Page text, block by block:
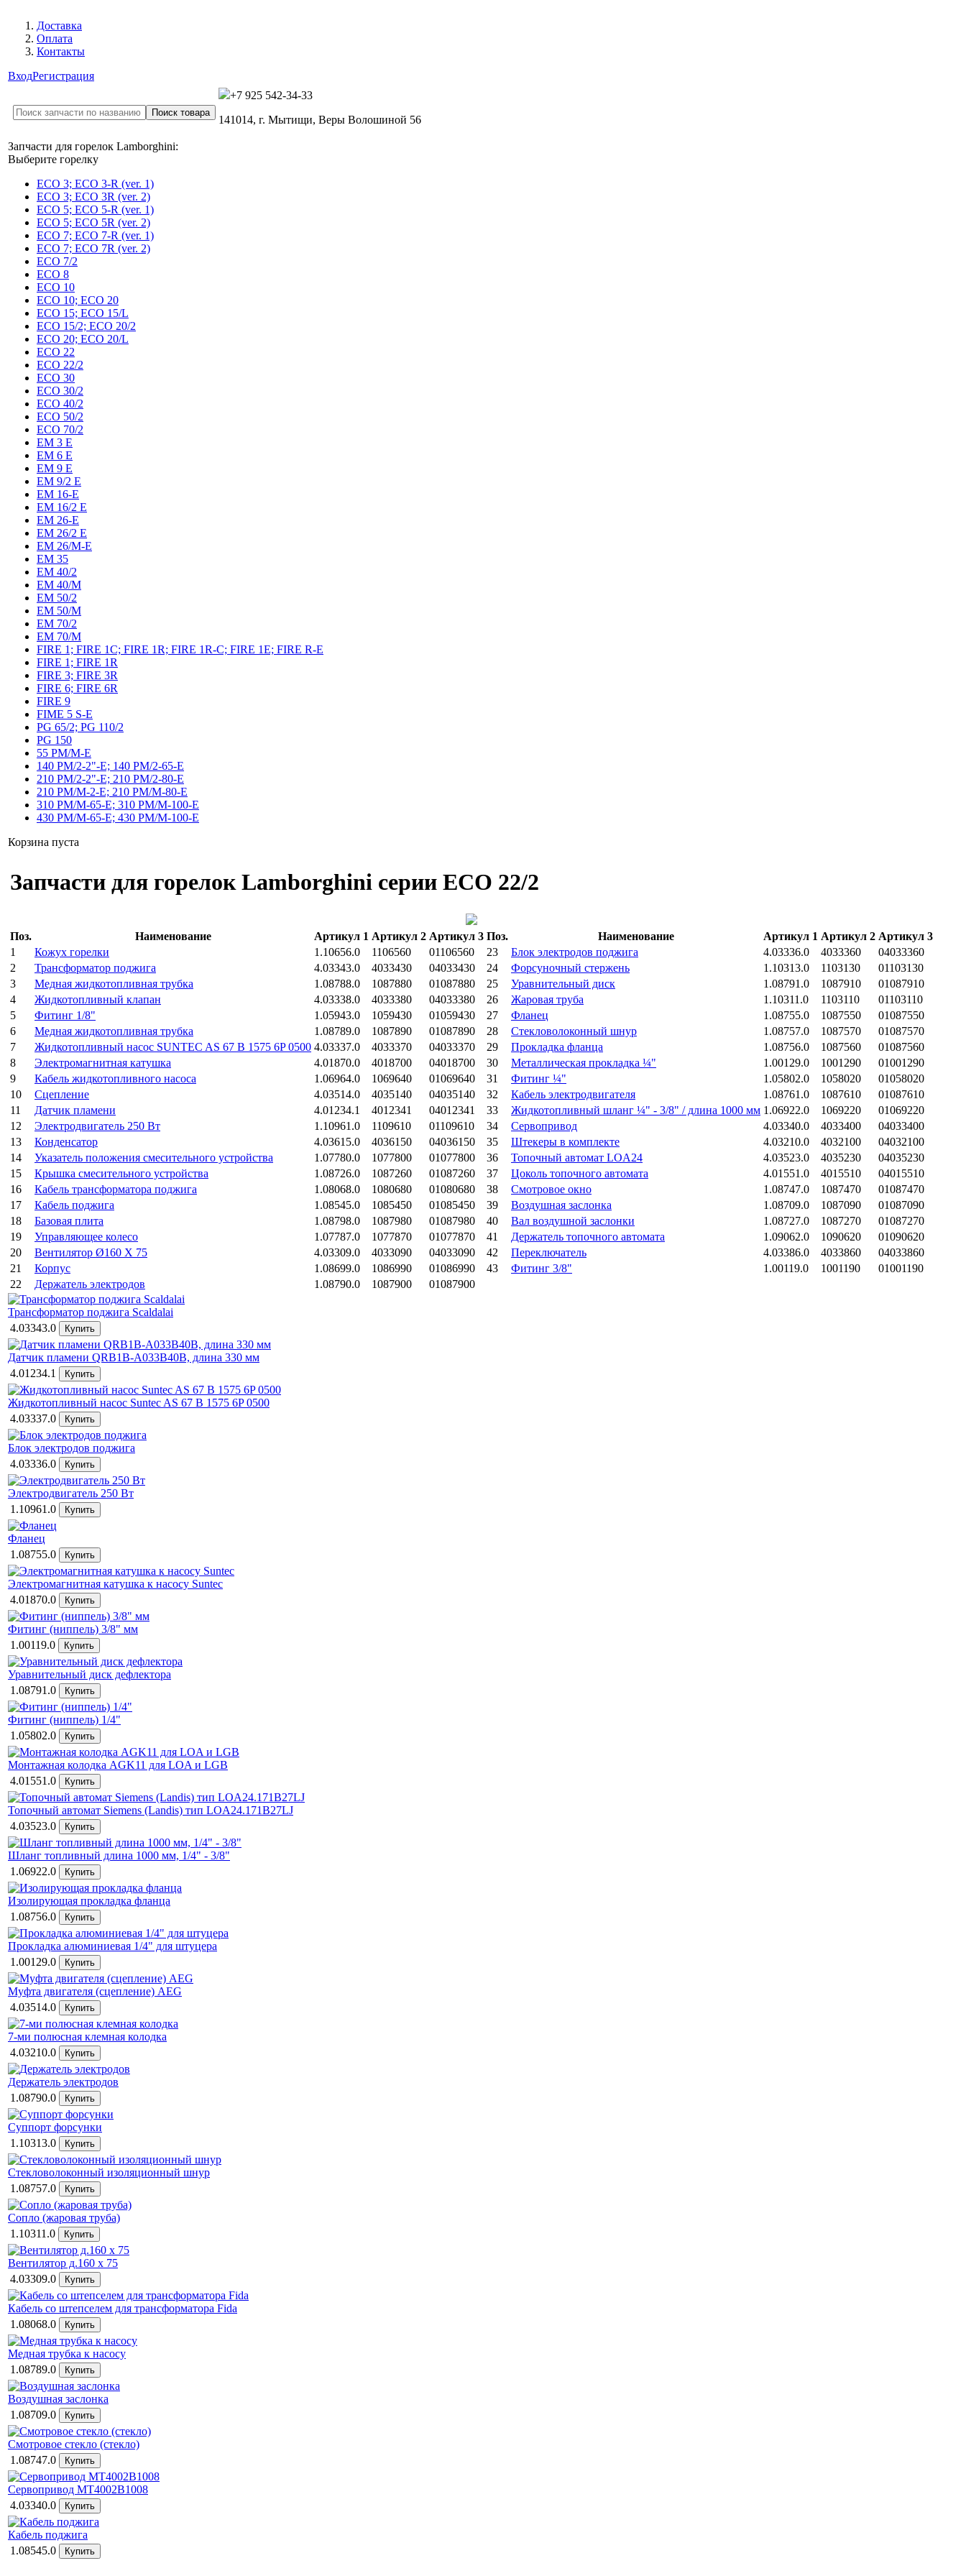
Доставка
Оплата
Контакты
ВходРегистрация
+7 925 542-34-33
141014, г. Мытищи, Веры Волошиной 56
Запчасти для горелок Lamborghini:
Выберите горелку
ECO 3; ECO 3-R (ver. 1)
ECO 3; ECO 3R (ver. 2)
ECO 5; ECO 5-R (ver. 1)
ECO 5; ECO 5R (ver. 2)
ECO 7; ECO 7-R (ver. 1)
ECO 7; ECO 7R (ver. 2)
ECO 7/2
ECO 8
ECO 10
ECO 10; ECO 20
ECO 15; ECO 15/L
ECO 15/2; ECO 20/2
ECO 20; ECO 20/L
ECO 22
ECO 22/2
ECO 30
ECO 30/2
ECO 40/2
ECO 50/2
ECO 70/2
EM 3 E
EM 6 E
EM 9 E
EM 9/2 E
EM 16-E
EM 16/2 E
EM 26-E
EM 26/2 E
EM 26/M-E
EM 35
EM 40/2
EM 40/M
EM 50/2
EM 50/M
EM 70/2
EM 70/M
FIRE 1; FIRE 1C; FIRE 1R; FIRE 1R-C; FIRE 1E; FIRE R-E
FIRE 1; FIRE 1R
FIRE 3; FIRE 3R
FIRE 6; FIRE 6R
FIRE 9
FIME 5 S-E
PG 65/2; PG 110/2
PG 150
55 PM/M-E
140 PM/2-2"-E; 140 PM/2-65-E
210 PM/2-2"-E; 210 PM/2-80-E
210 PM/M-2-E; 210 PM/M-80-E
310 PM/M-65-E; 310 PM/M-100-E
430 PM/M-65-E; 430 PM/M-100-E
Корзина пуста
Запчасти для горелок Lamborghini серии ECO 22/2
Поз. Наименование Артикул 1 Артикул 2 Артикул 3 Поз. Наименование Артикул 1 Артикул 2 Артикул 3
1
Кожух горелки 1.10656.0 1106560 01106560 23 Блок электродов поджига 4.03336.0 4033360
04033360
2
Трансформатор поджига 4.03343.0 4033430 04033430 24 Форсуночный стержень 1.10313.0 1103130
01103130
3
Медная жидкотопливная трубка 1.08788.0 1087880 01087880 25 Уравнительный диск 1.08791.0 1087910
01087910
4
Жидкотопливный клапан 4.03338.0 4033380 04033380 26 Жаровая труба 1.10311.0 1103110
01103110
5
Фитинг 1/8" 1.05943.0 1059430 01059430 27 Фланец 1.08755.0 1087550
01087550
6
Медная жидкотопливная трубка 1.08789.0 1087890 01087890 28 Стекловолоконный шнур 1.08757.0 1087570
01087570
7
Жидкотопливный насос SUNTEC AS 67 B 1575 6P 0500 4.03337.0 4033370 04033370 29 Прокладка фланца 1.08756.0 1087560
01087560
8
Электромагнитная катушка 4.01870.0 4018700 04018700 30 Металлическая прокладка ¼" 1.00129.0 1001290
01001290
9
Кабель жидкотопливного насоса 1.06964.0 1069640 01069640 31 Фитинг ¼" 1.05802.0 1058020
01058020
10
Сцепление 4.03514.0 4035140 04035140 32 Кабель электродвигателя 1.08761.0 1087610
01087610
11
Датчик пламени 4.01234.1 4012341 04012341 33 Жидкотопливный шланг ¼" - 3/8" / длина 1000 мм 1.06922.0 1069220
01069220
12
Электродвигатель 250 Вт 1.10961.0 1109610 01109610 34 Сервопривод 4.03340.0 4033400
04033400
13
Конденсатор 4.03615.0 4036150 04036150 35 Штекеры в комплекте 4.03210.0 4032100
04032100
14
Указатель положения смесительного устройства 1.07780.0 1077800 01077800 36 Топочный автомат LOA24 4.03523.0 4035230
04035230
15
Крышка смесительного устройства 1.08726.0 1087260 01087260 37 Цоколь топочного автомата 4.01551.0 4015510
04015510
16
Кабель трансформатора поджига 1.08068.0 1080680 01080680 38 Смотровое окно 1.08747.0 1087470
01087470
17
Кабель поджига 1.08545.0 1085450 01085450 39 Воздушная заслонка 1.08709.0 1087090
01087090
18
Базовая плита 1.08798.0 1087980 01087980 40 Вал воздушной заслонки 1.08727.0 1087270
01087270
19
Управляющее колесо 1.07787.0 1077870 01077870 41 Держатель топочного автомата 1.09062.0 1090620
01090620
20
Вентилятор Ø160 X 75 4.03309.0 4033090 04033090 42 Переключатель 4.03386.0 4033860
04033860
21
Корпус 1.08699.0 1086990 01086990 43 Фитинг 3/8" 1.00119.0 1001190
01001190
22
Держатель электродов 1.08790.0 1087900 01087900
Трансформатор поджига Scaldalai
4.03343.0
Датчик пламени QRB1B-A033B40B, длина 330 мм
4.01234.1
Жидкотопливный насос Suntec AS 67 B 1575 6P 0500
4.03337.0
Блок электродов поджига
4.03336.0
Электродвигатель 250 Вт
1.10961.0
Фланец
1.08755.0
Электромагнитная катушка к насосу Suntec
4.01870.0
Фитинг (ниппель) 3/8" мм
1.00119.0
Уравнительный диск дефлектора
1.08791.0
Фитинг (ниппель) 1/4"
1.05802.0
Монтажная колодка AGK11 для LOA и LGB
4.01551.0
Топочный автомат Siemens (Landis) тип LOA24.171B27LJ
4.03523.0
Шланг топливный длина 1000 мм, 1/4" - 3/8"
1.06922.0
Изолирующая прокладка фланца
1.08756.0
Прокладка алюминиевая 1/4" для штуцера
1.00129.0
Муфта двигателя (сцепление) AEG
4.03514.0
7-ми полюсная клемная колодка
4.03210.0
Держатель электродов
1.08790.0
Суппорт форсунки
1.10313.0
Стекловолоконный изоляционный шнур
1.08757.0
Сопло (жаровая труба)
1.10311.0
Вентилятор д.160 x 75
4.03309.0
Кабель со штепселем для трансформатора Fida
1.08068.0
Медная трубка к насосу
1.08789.0
Воздушная заслонка
1.08709.0
Смотровое стекло (стекло)
1.08747.0
Сервопривод MT4002B1008
4.03340.0
Кабель поджига
1.08545.0